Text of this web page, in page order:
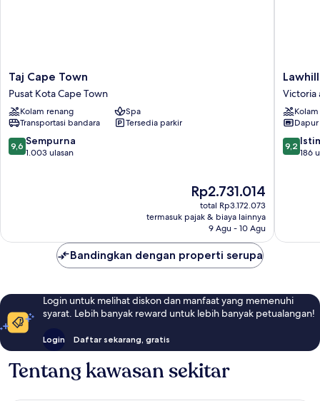
Taj
Cape
Town
Pusat
Kota
Cape
Town
Taj Cape Town
Pusat Kota Cape Town
Kolam renang
Spa
Transportasi bandara
Tersedia parkir
9.6
dari
9,6 Sempurna
1.003 ulasan
Harga
sekarang
Rp2.731.014
Rp2.731.014
total Rp3.172.073
termasuk pajak & biaya lainnya
9 Agu - 10 Agu
Lawhill
Luxury
Victoria
and
Alfred
Victoria
Dapur
9.2
dari
9,2
186
Bandingkan dengan properti serupa
Login untuk melihat diskon dan manfaat yang memenuhi
syarat. Lebih banyak reward untuk lebih banyak petualangan!
Login Daftar sekarang, gratis
Tentang kawasan sekitar